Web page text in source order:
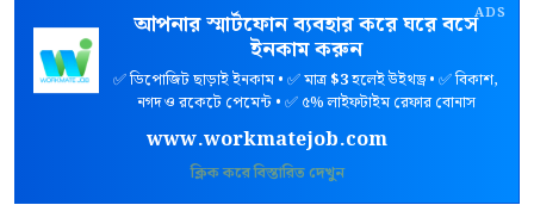
ADS
আপনার স্মার্টফোন ব্যবহার করে ঘরে বসে
ইনকাম করুন
✅ ডিপোজিট ছাড়াই ইনকাম • ✅ মাত্র$3হলেই উইথড্র • ✅ বিকাশ,
নগদ ও রকেটে পেমেন্ট • ✅ ৫% লাইফটাইম রেফার বোনাস
www.workmatejob.com
ক্লিক করে বিস্তারিত দেখুন